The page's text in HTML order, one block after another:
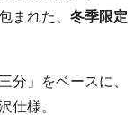
まれた、 冬季限定
分」をベースに、
仕様。